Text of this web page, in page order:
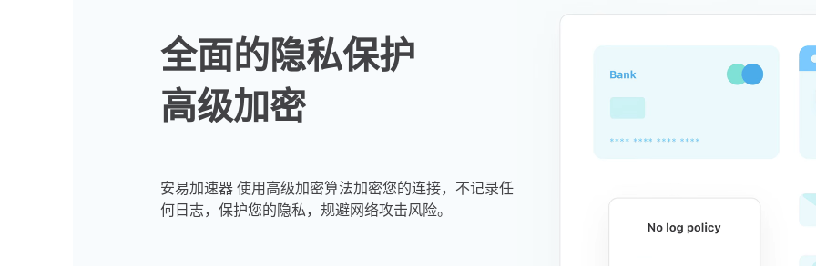
全面的隐私保护
高级加密
安易加速器 使用高级加密算法加密您的连接，不记录任
何日志，保护您的隐私，规避网络攻击风险。